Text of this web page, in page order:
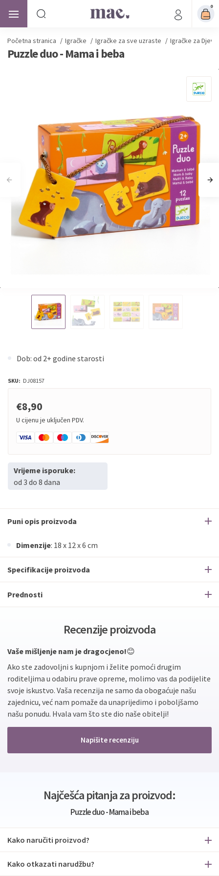
0
Početna stranica / Igračke / Igračke za sve uzraste / Igračke za
Puzzle duo - Mama i beba
Dob: od 2+ godine starosti
SKU: DJ08157
€8,90
U cijenu je uključen PDV.
Vrijeme isporuke:
od 3 do 8 dana
Puni opis proizvoda
Dimenzije: 18 x 12 x 6 cm
Specifikacije proizvoda
Prednosti
Recenzije proizvoda
Vaše mišljenje nam je dragocjeno!😊
Ako ste zadovoljni s kupnjom i želite pomoći drugim
roditeljima u odabiru prave opreme, molimo vas da podijelite
svoje iskustvo. Vaša recenzija ne samo da obogaćuje našu
zajednicu, već nam pomaže da unaprijedimo i poboljšamo
našu ponudu. Hvala vam što ste dio naše obitelji!
Napišite recenziju
Najčešća pitanja za proizvod:
Puzzle duo - Mama i beba
Kako naručiti proizvod?
Kako otkazati narudžbu?